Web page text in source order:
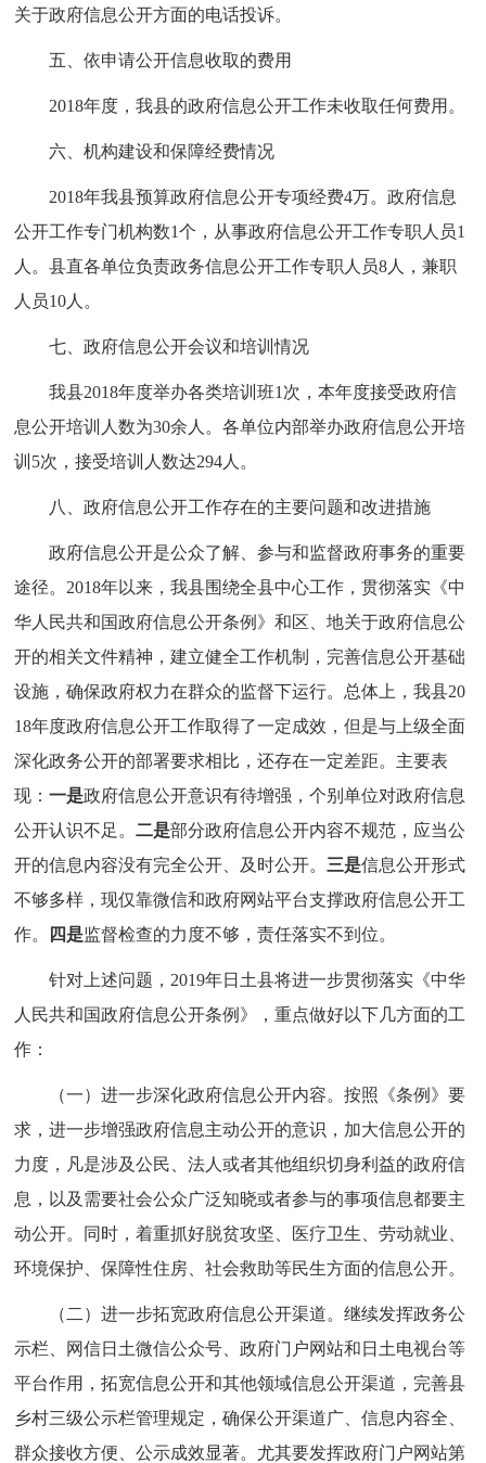
关于政府信息公开方面的电话投诉。
五、依申请公开信息收取的费用
2018年度，我县的政府信息公开工作未收取任何费用。
六、机构建设和保障经费情况
2018年我县预算政府信息公开专项经费4万。政府信息
公开工作专门机构数1个，从事政府信息公开工作专职人员1
人。县直各单位负责政务信息公开工作专职人员8人，兼职
人员10人。
七、政府信息公开会议和培训情况
我县2018年度举办各类培训班1次，本年度接受政府信
息公开培训人数为30余人。各单位内部举办政府信息公开培
训5次，接受培训人数达294人。
八、政府信息公开工作存在的主要问题和改进措施
政府信息公开是公众了解、参与和监督政府事务的重要
途径。2018年以来，我县围绕全县中心工作，贯彻落实《中
华人民共和国政府信息公开条例》和区、地关于政府信息公
开的相关文件精神，建立健全工作机制，完善信息公开基础
设施，确保政府权力在群众的监督下运行。总体上，我县20
18年度政府信息公开工作取得了一定成效，但是与上级全面
深化政务公开的部署要求相比，还存在一定差距。主要表
现：一是政府信息公开意识有待增强，个别单位对政府信息
公开认识不足。二是部分政府信息公开内容不规范，应当公
开的信息内容没有完全公开、及时公开。 三是信息公开形式
不够多样，现仅靠微信和政府网站平台支撑政府信息公开工
作。
四是监督检查的力度不够，责任落实不到位。
针对上述问题，2019年日土县将进一步贯彻落实《中华
人民共和国政府信息公开条例》，重点做好以下几方面的工
作：
（一）进一步深化政府信息公开内容。按照《条例》要
求，进一步增强政府信息主动公开的意识，加大信息公开的
力度，凡是涉及公民、法人或者其他组织切身利益的政府信
息，以及需要社会公众广泛知晓或者参与的事项信息都要主
动公开。同时，着重抓好脱贫攻坚、医疗卫生、劳动就业、
环境保护、保障性住房、社会救助等民生方面的信息公开。
（二）进一步拓宽政府信息公开渠道。继续发挥政务公
示栏、网信日土微信公众号、政府门户网站和日土电视台等
平台作用，拓宽信息公开和其他领域信息公开渠道，完善县
乡村三级公示栏管理规定，确保公开渠道广、信息内容全、
群众接收方便、公示成效显著。尤其要发挥政府门户网站第